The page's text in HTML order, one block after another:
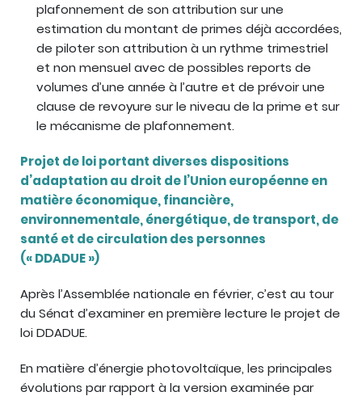
plafonnement de son attribution sur une
estimation du montant de primes déjà accordées,
de piloter son attribution à un rythme trimestriel
et non mensuel avec de possibles reports de
volumes d’une année à l’autre et de prévoir une
clause de revoyure sur le niveau de la prime et sur
le mécanisme de plafonnement.
Projet de loi portant diverses dispositions
d’adaptation au droit de l’Union européenne en
matière économique, financière,
environnementale, énergétique, de transport, de
santé et de circulation des personnes
(« DDADUE »)
Après l’Assemblée nationale en février, c’est au tour
du Sénat d’examiner en première lecture le projet de
loi DDADUE.
En matière d’énergie photovoltaïque, les principales
évolutions par rapport à la version examinée par